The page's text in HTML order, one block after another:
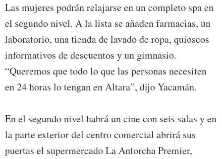
Las mujeres podrán relajarse en un completo spa en
el segundo nivel. A la lista se añaden farmacias, un
laboratorio, una tienda de lavado de ropa, quioscos
informativos de descuentos y un gimnasio.
“Queremos que todo lo que las personas necesiten
en 24 horas lo tengan en Altara”, dijo Yacamán.
En el segundo nivel habrá un cine con seis salas y en
la parte exterior del centro comercial abrirá sus
puertas el supermercado La Antorcha Premier,